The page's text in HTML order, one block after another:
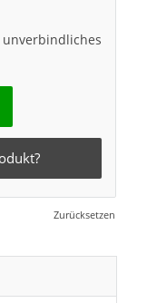
Zurücksetzen